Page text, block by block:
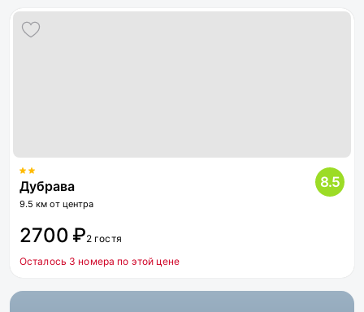
Дубрава
9.5 км от центра
8.5
2700 ₽2 гостя
Осталось 3 номера по этой цене